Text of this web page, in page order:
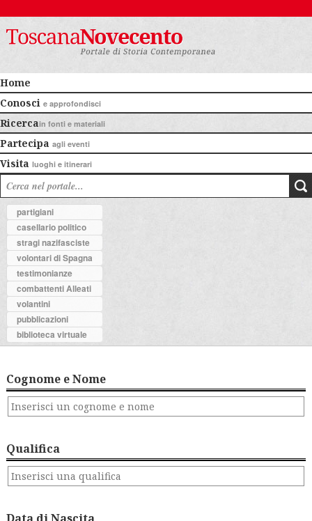
Home
Conosci e approfondisci
Ricercain fonti e materiali
Partecipa agli eventi
Visita luoghi e itinerari
partigiani
casellario politico
stragi nazifasciste
volontari di Spagna
testimonianze
combattenti Alleati
volantini
pubblicazioni
biblioteca virtuale
Cognome e Nome
Qualifica